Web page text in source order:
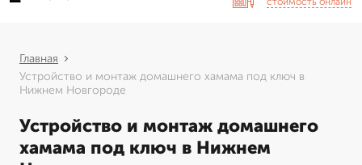
Главная
Устройство и монтаж домашнего хамама под ключ в
Нижнем Новгороде
Устройство и монтаж домашнего
хамама под ключ в Нижнем